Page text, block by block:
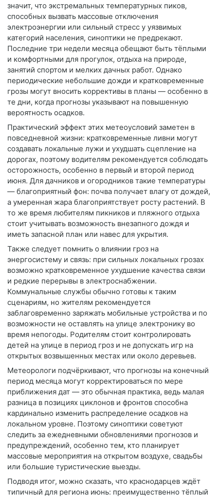
значит, что экстремальных температурных пиков,
способных вызвать массовые отключения
электроэнергии или сильный стресс у уязвимых
категорий населения, синоптики не предрекают.
Последние три недели месяца обещают быть тёплыми
и комфортными для прогулок, отдыха на природе,
занятий спортом и мелких дачных работ. Однако
периодические небольшие дожди и кратковременные
грозы могут вносить коррективы в планы — особенно в
те дни, когда прогнозы указывают на повышенную
вероятность осадков.
Практический эффект этих метеоусловий заметен в
повседневной жизни: кратковременные ливни могут
создавать локальные лужи и ухудшать сцепление на
дорогах, поэтому водителям рекомендуется соблюдать
осторожность, особенно в первый и второй период
июня. Для дачников и огородников такие температуры
— благоприятный фон: почва получает влагу от дождей,
а умеренная жара благоприятствует росту растений. В
то же время любителям пикников и пляжного отдыха
стоит учитывать возможность внезапного дождя и
иметь запасной план или навес для укрытия.
Также следует помнить о влиянии гроз на
энергосистему и связь: при сильных локальных грозах
возможно кратковременное ухудшение качества связи
и редкие перерывы в электроснабжении.
Коммунальные службы обычно готовы к таким
сценариям, но жителям рекомендуется
заблаговременно заряжать мобильные устройства и по
возможности не оставлять на улице электронику во
время непогоды. Родителям стоит контролировать
детей на улице в период гроз и не допускать игр на
открытых возвышенных местах или около деревьев.
Метеорологи подчёркивают, что прогнозы на конечный
период месяца могут корректироваться по мере
приближения дат — это обычная практика, ведь малая
разница в позициях циклонов и фронтов способна
кардинально изменить распределение осадков на
локальном уровне. Поэтому синоптики советуют
следить за ежедневными обновлениями прогнозов и
предупреждений, особенно тем, кто планирует
массовые мероприятия на открытом воздухе, свадьбы
или большие туристические выезды.
Подводя итог, можно сказать, что краснодарцев ждёт
типичный для региона июнь: преимущественно тёплый